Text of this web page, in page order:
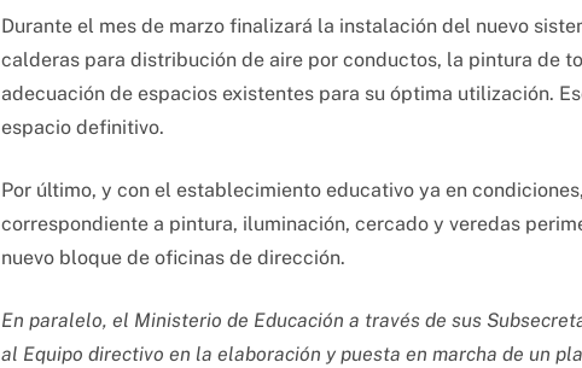
Durante el mes de marzo finalizará la instalación del nuevo
calderas para distribución de aire por conductos, la pintura de
adecuación de espacios existentes para su óptima utilización.
espacio definitivo.
Por último, y con el establecimiento educativo ya en
correspondiente a pintura, iluminación, cercado y veredas
nuevo bloque de oficinas de dirección.
En paralelo, el Ministerio de Educación a través de sus
al Equipo directivo en la elaboración y puesta en marcha de un